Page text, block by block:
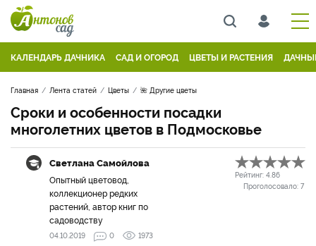
КАЛЕНДАРЬ ДАЧНИКА САД И ОГОРОД ЦВЕТЫ И РАСТЕНИЯ
Главная Лента статей Цветы 🌺 Другие цветы
Сроки и особенности посадки
многолетних цветов в Подмосковье
Светлана Самойлова
Опытный цветовод,
коллекционер редких
растений, автор книг по
садоводству
Рейтинг: 4.86
Проголосовало: 7
04.10.2019 0 1973